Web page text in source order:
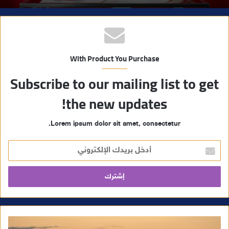
With Product You Purchase
Subscribe to our mailing list to get
the new updates!
Lorem ipsum dolor sit amet, consectetur.
خ
ل
ر
ا